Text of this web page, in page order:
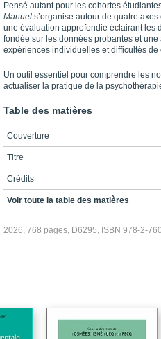
Pensé autant pour les cohortes
Manuel s’orga­nise autour de quatre
une évaluation approfondie éclairant les
fondée sur les données probantes et
expériences individuelles et difficultés de
Un outil essentiel pour comprendre les
actualiser la pratique de la
Table des matières
Couverture
Titre
Crédits
Préface
Introduction
Voir toute la table des matières
2026, 768 pages, D6295, ISBN 978-2-